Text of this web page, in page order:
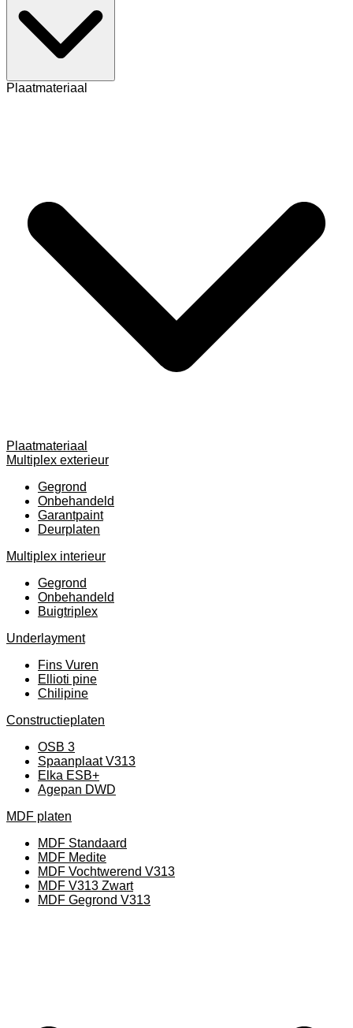
Plaatmateriaal
Plaatmateriaal
Multiplex exterieur
Gegrond
Onbehandeld
Garantpaint
Deurplaten
Multiplex interieur
Gegrond
Onbehandeld
Buigtriplex
Underlayment
Fins Vuren
Ellioti pine
Chilipine
Constructieplaten
OSB 3
Spaanplaat V313
Elka ESB+
Agepan DWD
MDF platen
MDF Standaard
MDF Medite
MDF Vochtwerend V313
MDF V313 Zwart
MDF Gegrond V313